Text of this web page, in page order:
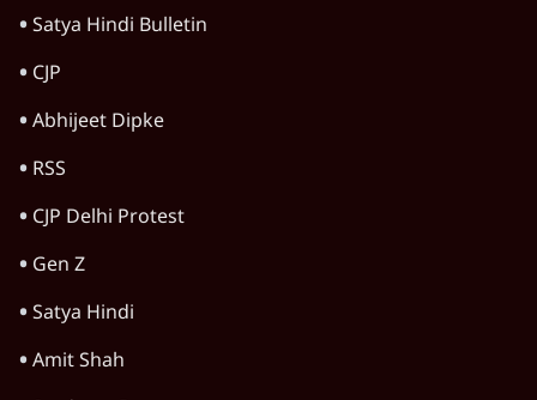
Satya Hindi Bulletin
CJP
Abhijeet Dipke
RSS
CJP Delhi Protest
Gen Z
Satya Hindi
Amit Shah